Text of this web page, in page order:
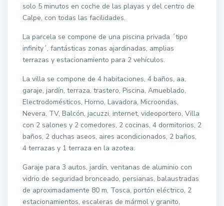
solo 5 minutos en coche de las playas y del centro de
Calpe, con todas las facilidades.
La parcela se compone de una piscina privada ´tipo
infinity´, fantásticas zonas ajardinadas, amplias
terrazas y estacionamiento para 2 vehículos.
La villa se compone de 4 habitaciones, 4 baños, aa,
garaje, jardín, terraza, trastero, Piscina, Amueblado,
Electrodomésticos, Horno, Lavadora, Microondas,
Nevera, TV, Balcón, jacuzzi, internet, videoportero, Villa
con 2 salones y 2 comedores, 2 cocinas, 4 dormitorios, 2
baños, 2 duchas aseos, aires acondicionados, 2 baños,
4 terrazas y 1 terraza en la azotea.
Garaje para 3 autos, jardín, ventanas de aluminio con
vidrio de seguridad bronceado, persianas, balaustradas
de aproximadamente 80 m, Tosca, portón eléctrico, 2
estacionamientos, escaleras de mármol y granito,